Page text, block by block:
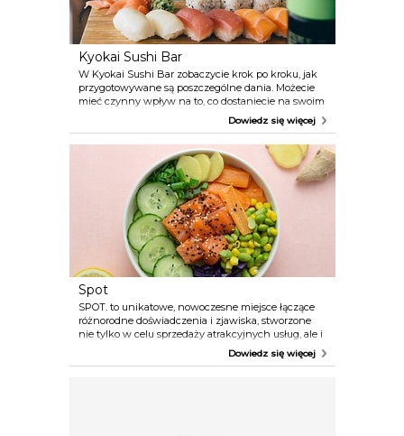
Kyokai Sushi Bar
W Kyokai Sushi Bar zobaczycie krok po kroku, jak
przygotowywane są poszczególne dania. Możecie
mieć czynny wpływ na to, co dostaniecie na swoim
talerzu. Codziennie spodziewajcie się nowych
Dowiedz się więcej
Spot
SPOT. to unikatowe, nowoczesne miejsce łączące
różnorodne doświadczenia i zjawiska, stworzone
nie tylko w celu sprzedaży atrakcyjnych usług, ale i
kreowania twórczego spędzania czasu wolnego.
Bogata oferta z pewnością przyciągnie każdego.
Dowiedz się więcej